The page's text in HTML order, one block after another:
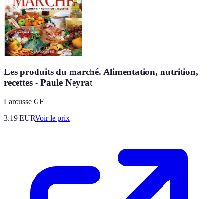
Les produits du marché. Alimentation, nutrition,
recettes - Paule Neyrat
Larousse GF
3.19 EURVoir le prix